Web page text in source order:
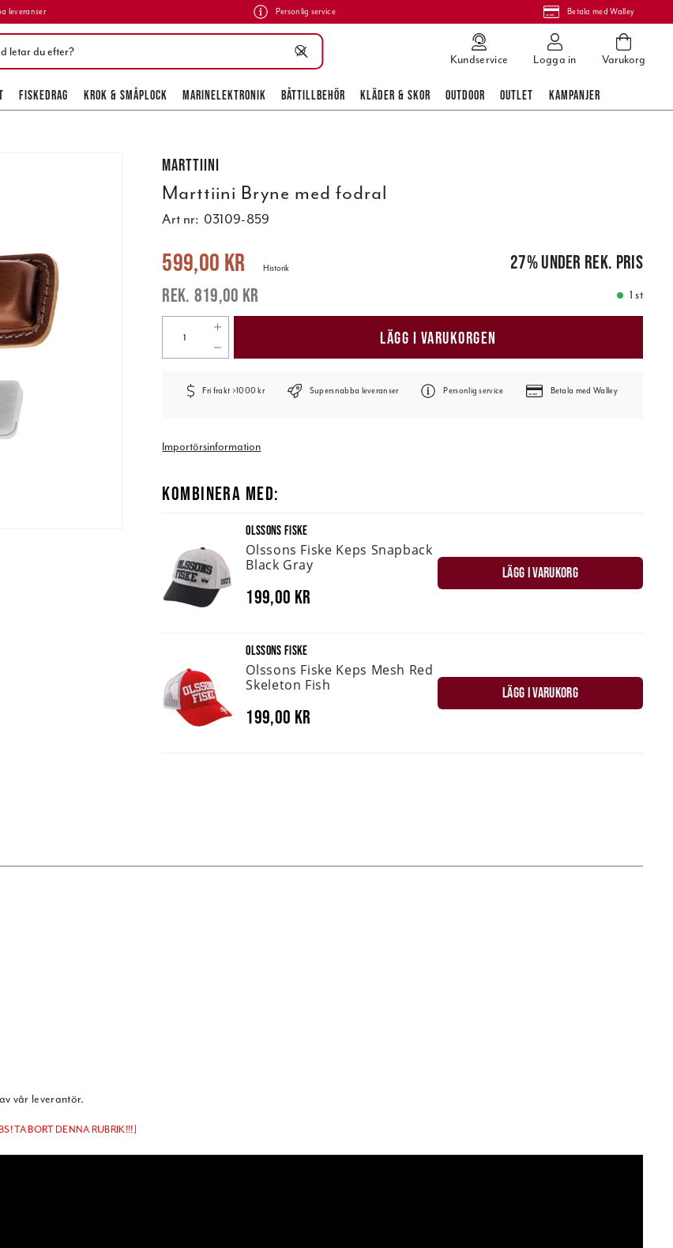
leveranser Personlig service Betala med Walley
Kundservice Logga in Varukorg
FISKEDRAG KROK & SMÅPLOCK MARINELEKTRONIK BÅTTILLBEHÖR KLÄDER & SKOR OUTDOOR OUTLET KAMPANJER
Marttiini
Marttiini Bryne med fodral
Art nr: 03109-859
Nuvarande pris:599,00 kr
599,00 kr
819,00 kr
Historik 27%under rek. pris
1 st
LÄGG I VARUKORGEN
Fri frakt >1000 kr Supersnabba leveranser Personlig service Betala med Walley
Importörsinformation
KOMBINERA MED:
OLSSONS FISKE
Olssons Fiske Keps Snapback
Black Gray
199,00 kr
LÄGG I VARUKORG
OLSSONS FISKE
Olssons Fiske Keps Mesh Red
Skeleton Fish
199,00 kr
LÄGG I VARUKORG
vår leverantör.
TA BORT DENNA RUBRIK!!!]